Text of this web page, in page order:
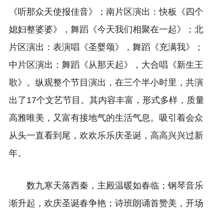
《听那众天使报佳音》；南片区演出：快板《四个
媳妇整婆婆》，舞蹈《今天我们相聚在一起》；北
片区演出：表演唱《圣婴颂》，舞蹈《充满我》；
中片区演出：舞蹈《从那天起》，大合唱《新生王
歌》。纵观整个节目演出，在三个半小时里，共演
出了17个文艺节目。其内容丰富，形式多样，质量
高雅唯美，又富有接地气的生活气息。吸引着会众
从头一直看到尾，欢欢乐乐庆圣诞，高高兴兴过新
年。
数九寒天落西秦，主殿温暖如春临；钢琴音乐
渐升起，欢庆圣诞春争艳；诗班朗诵首赞美，开场